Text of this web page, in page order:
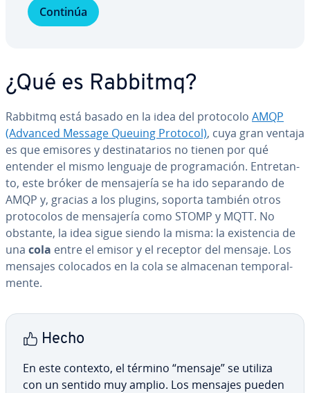
Continúa
¿Qué es Rabbitmq?
Rabbitmq está basado en la idea del protocolo AMQP
(Advanced Message Queuing Protocol), cuya gran ventaja
es que emisores y de­s­ti­na­ta­rios no tienen por qué
entender el mismo lenguaje de pro­gra­ma­ción. En­tre­ta­n­
to, este bróker de me­n­sa­je­ría se ha ido separando de
AMQP y, gracias a los plugins, soporta también otros
pro­to­co­los de me­n­sa­je­ría como STOMP y MQTT. No
obstante, la idea sigue siendo la misma: la exi­s­te­n­cia de
una cola entre el emisor y el receptor del mensaje. Los
mensajes colocados en la cola se almacenan te­m­po­ra­l­
me­n­te.
Hecho
En este contexto, el término “mensaje” se utiliza
con un sentido muy amplio. Los mensajes pueden